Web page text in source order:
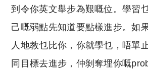
到令你英文舉步為艱嘅位。學習
己嘅弱點先知道要點樣進步。如
人地教乜比你，你就學乜，唔單
同目標去進步，仲剝奪埋你嘅